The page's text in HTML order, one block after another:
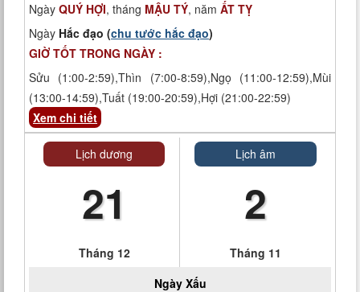
Ngày QUÝ HỢI, tháng MẬU TÝ, năm ẤT TỴ
Ngày Hắc đạo (chu tước hắc đạo)
GIỜ TỐT TRONG NGÀY :
Sửu (1:00-2:59),Thìn (7:00-8:59),Ngọ (11:00-12:59),Mùi
(13:00-14:59),Tuất (19:00-20:59),Hợi (21:00-22:59)
Xem chi tiết
Lịch dương
21
Tháng 12
Lịch âm
2
Tháng 11
Ngày Xấu